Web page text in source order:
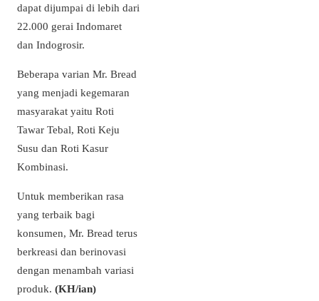
dapat dijumpai di lebih dari
22.000 gerai Indomaret
dan Indogrosir.
Beberapa varian Mr. Bread
yang menjadi kegemaran
masyarakat yaitu Roti
Tawar Tebal, Roti Keju
Susu dan Roti Kasur
Kombinasi.
Untuk memberikan rasa
yang terbaik bagi
konsumen, Mr. Bread terus
berkreasi dan berinovasi
dengan menambah variasi
produk. (KH/ian)